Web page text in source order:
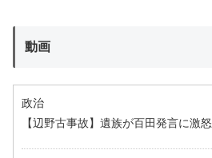
動画
政治
【辺野古事故】遺族が百田発言に激怒